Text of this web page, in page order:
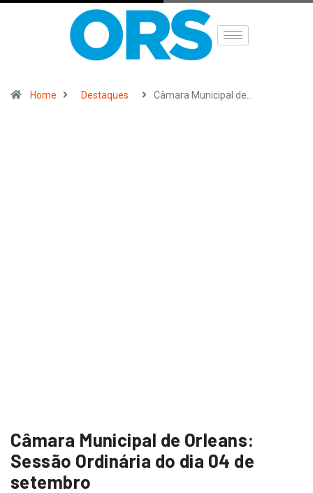
Home Destaques Câmara Municipal de…
Câmara Municipal de Orleans:
Sessão Ordinária do dia 04 de
setembro